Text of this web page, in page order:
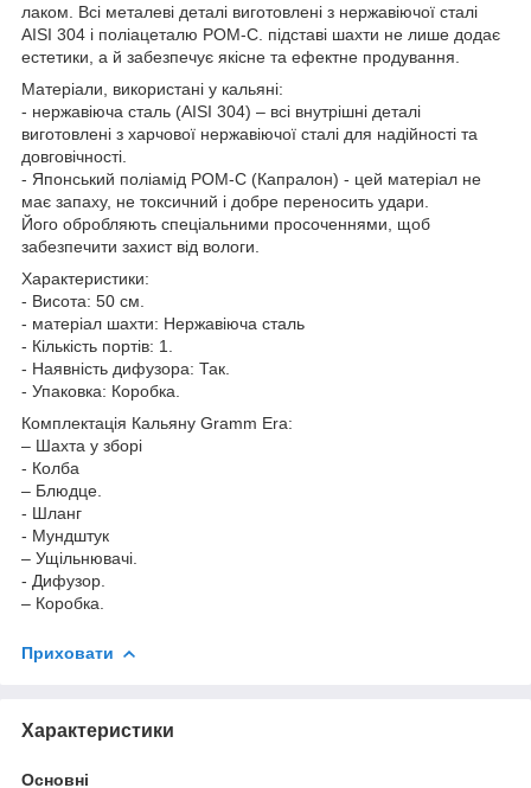
лаком. Всі металеві деталі виготовлені з нержавіючої сталі
AISI 304 і поліацеталю РОМ-С. підставі шахти не лише додає
естетики, а й забезпечує якісне та ефектне продування.
Матеріали, використані у кальяні:
- нержавіюча сталь (AISI 304) – всі внутрішні деталі
виготовлені з харчової нержавіючої сталі для надійності та
довговічності.
- Японський поліамід РОМ-С (Капралон) - цей матеріал не
має запаху, не токсичний і добре переносить удари.
Його обробляють спеціальними просоченнями, щоб
забезпечити захист від вологи.
Характеристики:
- Висота: 50 см.
- матеріал шахти: Нержавіюча сталь
- Кількість портів: 1.
- Наявність дифузора: Так.
- Упаковка: Коробка.
Комплектація Кальяну Gramm Era:
– Шахта у зборі
- Колба
– Блюдце.
- Шланг
- Мундштук
– Ущільнювачі.
- Дифузор.
– Коробка.
Приховати
Характеристики
Основні